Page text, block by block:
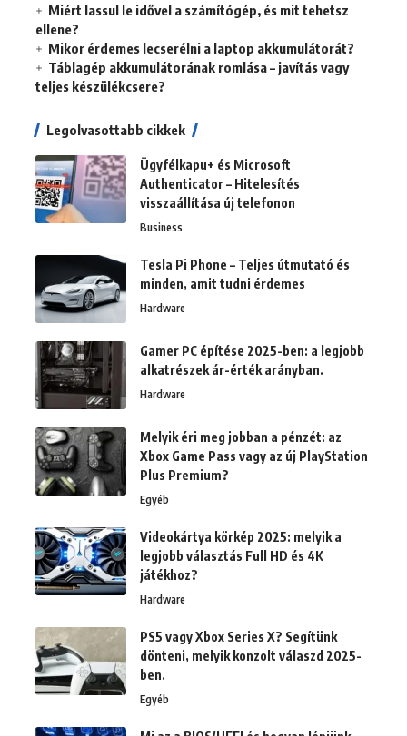
Miért lassul le idővel a számítógép, és mit tehetsz
ellene?
Mikor érdemes lecserélni a laptop akkumulátorát?
Táblagép akkumulátorának romlása – javítás vagy
teljes készülékcsere?
Legolvasottabb cikkek
Ügyfélkapu+ és Microsoft
Authenticator – Hitelesítés
visszaállítása új telefonon
Business
Tesla Pi Phone – Teljes útmutató és
minden, amit tudni érdemes
Hardware
Gamer PC építése 2025-ben: a legjobb
alkatrészek ár-érték arányban.
Hardware
Melyik éri meg jobban a pénzét: az
Xbox Game Pass vagy az új PlayStation
Plus Premium?
Egyéb
Videokártya körkép 2025: melyik a
legjobb választás Full HD és 4K
játékhoz?
Hardware
PS5 vagy Xbox Series X? Segítünk
dönteni, melyik konzolt válaszd 2025-
ben.
Egyéb